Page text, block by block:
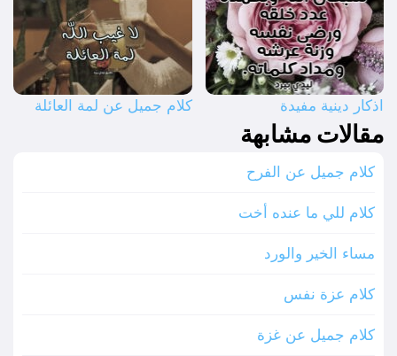
اذكار دينية مفيدة كلام جميل عن لمة العائلة
مقالات مشابهة
كلام جميل عن الفرح
كلام للي ما عنده أخت
مساء الخير والورد
كلام عزة نفس
كلام جميل عن غزة